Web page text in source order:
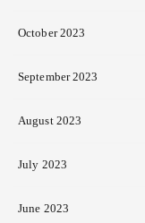
October 2023
September 2023
August 2023
July 2023
June 2023